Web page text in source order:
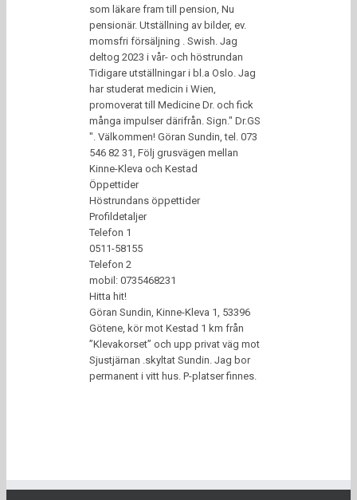
som läkare fram till pension, Nu
pensionär. Utställning av bilder, ev.
momsfri försäljning . Swish. Jag
deltog 2023 i vår- och höstrundan
Tidigare utställningar i bl.a Oslo. Jag
har studerat medicin i Wien,
promoverat till Medicine Dr. och fick
många impulser därifrån. Sign." Dr.GS
". Välkommen! Göran Sundin, tel. 073
546 82 31, Följ grusvägen mellan
Kinne-Kleva och Kestad
Öppettider
Höstrundans öppettider
Profildetaljer
Telefon 1
0511-58155
Telefon 2
mobil: 0735468231
Hitta hit!
Göran Sundin, Kinne-Kleva 1, 53396
Götene, kör mot Kestad 1 km från
”Klevakorset” och upp privat väg mot
Sjustjärnan .skyltat Sundin. Jag bor
permanent i vitt hus. P-platser finnes.